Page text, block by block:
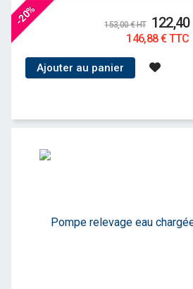
-20% 153,00 € HT
146,88 € TTC
Ajouter au panier